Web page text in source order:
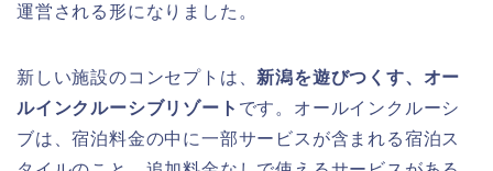
運営される形になりました。
新しい施設のコンセプトは、 新潟を遊びつくす、オー
ルインクルーシブリゾート です。オールインクルーシ
ブは、宿泊料金の中に一部サービスが含まれる宿泊ス